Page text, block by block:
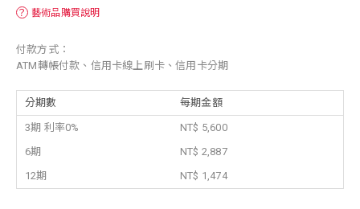
？ 藝術品購買說明
付款方式：
ATM轉帳付款、信用卡線上刷卡、信用卡分期
分期數 每期金額
3期 利率0%
NT$ 5,600
6期
NT$ 2,887
12期
NT$ 1,474